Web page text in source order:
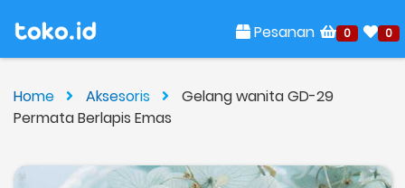
Pesanan 0 0
Home Aksesoris
Gelang wanita GD-29
Permata Berlapis Emas